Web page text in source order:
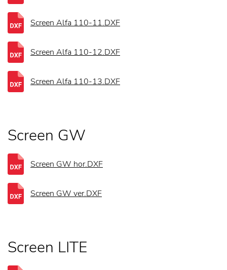
Screen Alfa 110-11.DXF
Screen Alfa 110-12.DXF
Screen Alfa 110-13.DXF
Screen GW
Screen GW hor.DXF
Screen GW ver.DXF
Screen LITE